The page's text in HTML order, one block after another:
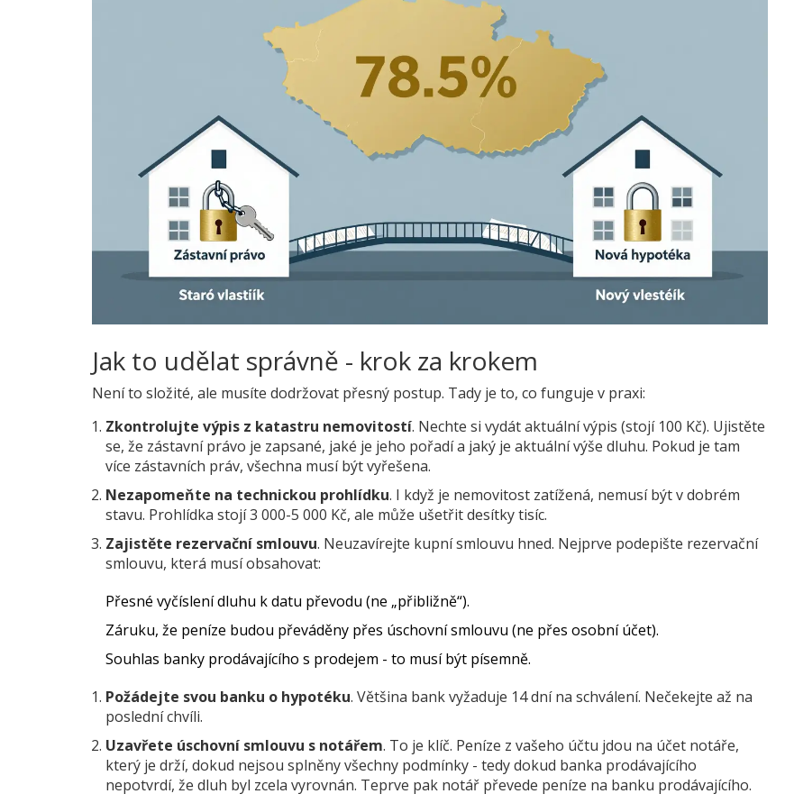
Jak to udělat správně - krok za krokem
Není to složité, ale musíte dodržovat přesný postup. Tady je to, co funguje v praxi:
Zkontrolujte výpis z katastru nemovitostí. Nechte si vydát aktuální výpis (stojí 100 Kč). Ujistěte
se, že zástavní právo je zapsané, jaké je jeho pořadí a jaký je aktuální výše dluhu. Pokud je tam
více zástavních práv, všechna musí být vyřešena.
Nezapomeňte na technickou prohlídku. I když je nemovitost zatížená, nemusí být v dobrém
stavu. Prohlídka stojí 3 000-5 000 Kč, ale může ušetřit desítky tisíc.
Zajistěte rezervační smlouvu. Neuzavírejte kupní smlouvu hned. Nejprve podepište rezervační
smlouvu, která musí obsahovat:
Přesné vyčíslení dluhu k datu převodu (ne „přibližně“).
Záruku, že peníze budou převáděny přes úschovní smlouvu (ne přes osobní účet).
Souhlas banky prodávajícího s prodejem - to musí být písemně.
Požádejte svou banku o hypotéku. Většina bank vyžaduje 14 dní na schválení. Nečekejte až na
poslední chvíli.
Uzavřete úschovní smlouvu s notářem. To je klíč. Peníze z vašeho účtu jdou na účet notáře,
který je drží, dokud nejsou splněny všechny podmínky - tedy dokud banka prodávajícího
nepotvrdí, že dluh byl zcela vyrovnán. Teprve pak notář převede peníze na banku prodávajícího.